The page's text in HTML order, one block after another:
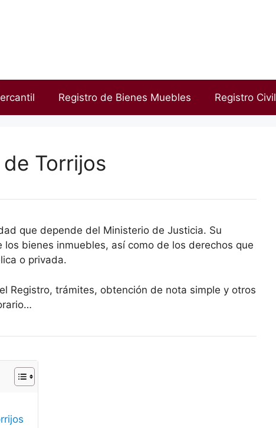
Registro de Bienes Muebles Registro Civil
Torrijos
que depende del Ministerio de Justicia. Su
bienes inmuebles, así como de los derechos que
o privada.
Registro, trámites, obtención de nota simple y otros